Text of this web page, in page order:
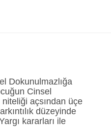
Dokunulmazlığa
Cinsel
açsından üçe
düzeyinde
kararları ile